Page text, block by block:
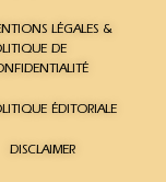
LÉGALES &
DE
ÉDITORIALE
DISCLAIMER